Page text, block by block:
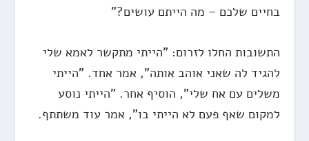
בחיים שלכם – מה הייתם עושים?"
התשובות החלו לזרום: "הייתי מתקשר לאמא שלי
להגיד לה שאני אוהב אותה", אמר אחד. "הייתי
משלים עם אח שלי", הוסיף אחר. "הייתי נוסע
למקום שאף פעם לא הייתי בו", אמר עוד משתתף.